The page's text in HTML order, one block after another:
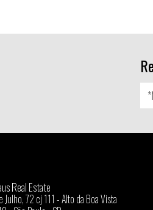
Real Estate
Julho, 72 cj 111 - Alto da Boa Vista